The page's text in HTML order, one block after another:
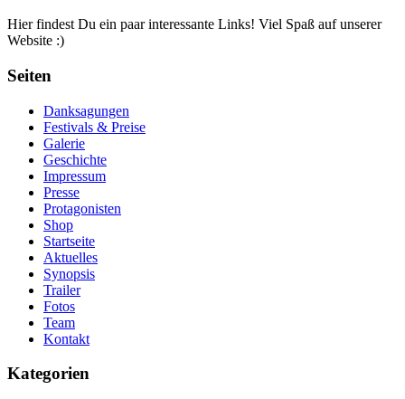
Hier findest Du ein paar interessante Links! Viel Spaß auf unserer
Website :)
Seiten
Danksagungen
Festivals & Preise
Galerie
Geschichte
Impressum
Presse
Protagonisten
Shop
Startseite
Aktuelles
Synopsis
Trailer
Fotos
Team
Kontakt
Kategorien